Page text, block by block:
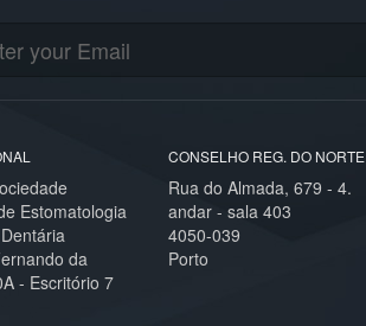
Estomatologia
da
- Escritório 7
CONSELHO REG. DO NORTE
Rua do Almada, 679 - 4.
andar - sala 403
4050-039
Porto